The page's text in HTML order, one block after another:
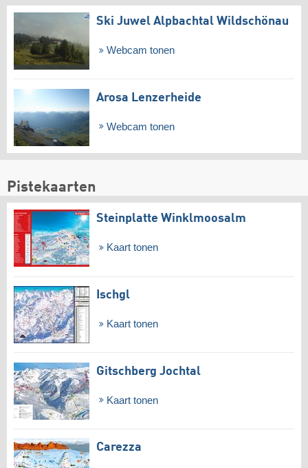
Ski Juwel Alpbachtal Wildschönau
Webcam tonen
Arosa Lenzerheide
Webcam tonen
Pistekaarten
Steinplatte Winklmoosalm
Kaart tonen
Ischgl
Kaart tonen
Gitschberg Jochtal
Kaart tonen
Carezza